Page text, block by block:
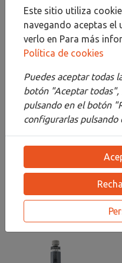
¡Este producto no
PRODUCTOS
Este sitio utiliza
navegando aceptas el
verlo en Para más
Política de cookies
Puedes aceptar todas
botón "Aceptar todas",
pulsando en el botón
configurarlas